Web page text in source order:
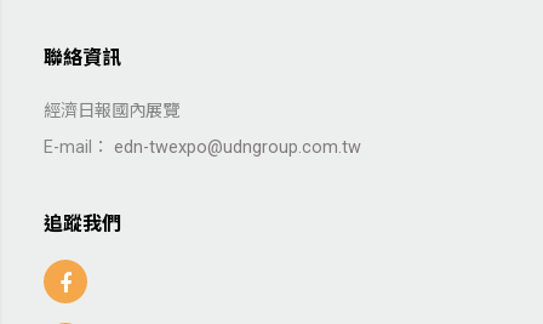
聯絡資訊
經濟日報國內展覽
E-mail：
edn-twexpo@udngroup.com.tw
追蹤我們